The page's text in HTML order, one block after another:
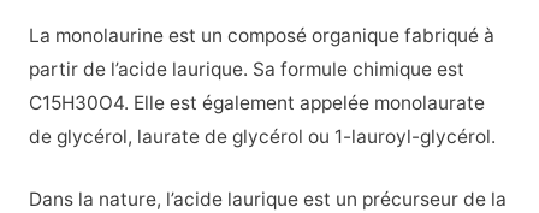
La monolaurine est un composé organique fabriqué à
partir de l’acide laurique. Sa formule chimique est
C15H30O4. Elle est également appelée monolaurate
de glycérol, laurate de glycérol ou 1-lauroyl-glycérol.
Dans la nature, l’acide laurique est un précurseur de la